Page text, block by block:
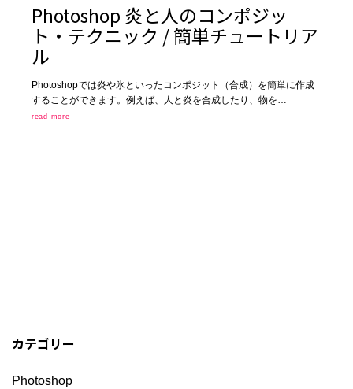
Photoshop 炎と人のコンポジッ
ト・テクニック / 簡単チュートリア
ル
Photoshopでは炎や氷といったコンポジット（合成）を簡単に作成
することができます。例えば、人と炎を合成したり、物を…
read more
カテゴリー
Photoshop